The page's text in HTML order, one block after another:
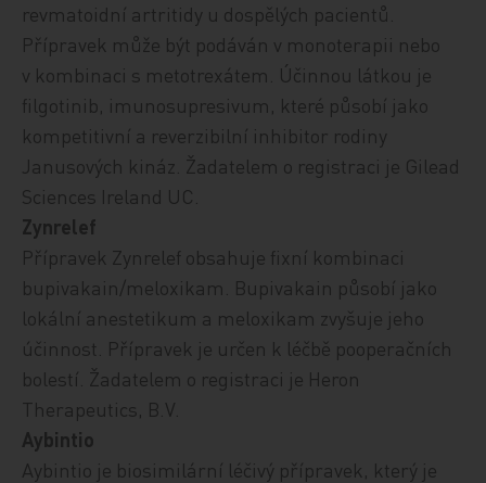
revmatoidní artritidy u dospělých pacientů
Přípravek může být podáván v monoterapii nebo
v kombinaci s metotrexátem. Účinnou látkou je
filgotinib, imunosupresivum, které působí jako
kompetitivní a reverzibilní inhibitor rodiny
Janusových kináz. Žadatelem o registraci je Gilead
Sciences Ireland UC.
Zynrelef
Přípravek Zynrelef obsahuje fixní kombinaci
bupivakain/meloxikam. Bupivakain působí jako
lokální anestetikum a meloxikam zvyšuje jeho
účinnost. Přípravek je určen k léčbě pooperačních
bolestí. Žadatelem o registraci je Heron
Therapeutics, B.V.
Aybintio
Aybintio je biosimilární léčivý přípravek, který je